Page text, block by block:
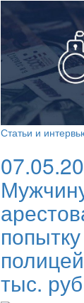
Статьи и
тыс.